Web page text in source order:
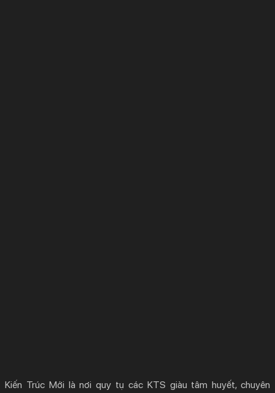
Kiến Trúc Mới là nơi quy tụ các KTS giàu tâm huyết, chuyên